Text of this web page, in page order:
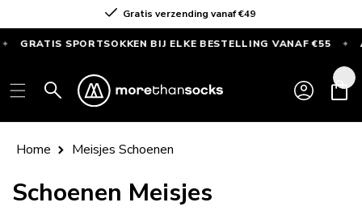
Voor 16.00 uur besteld = dezelfde dag verzonden
SPORTSOKKEN BIJ ELKE BESTELLING VANAF €55 ✦
SPORTSOKKEN
bij
elke
bestelling
€55
Log
in
Cart
Home Meisjes Schoenen
Schoenen Meisjes